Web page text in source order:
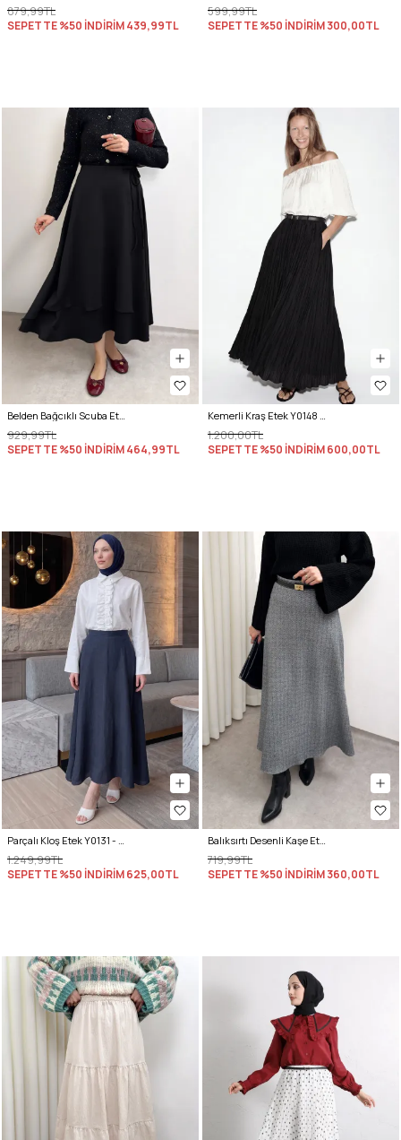
879,99TL
SEPETTE %50 İNDİRİM439,99TL
599,99TL
SEPETTE %50 İNDİRİM300,00TL
Belden Bağcıklı Scuba Etek 0056 - SİYAH
929,99TL
SEPETTE %50 İNDİRİM464,99TL
Kemerli Kraş Etek Y0148 - SİYAH
1.200,00TL
SEPETTE %50 İNDİRİM600,00TL
1.249,99TL
SEPETTE %50 İNDİRİM625,00TL
719,99TL
SEPETTE %50 İNDİRİM360,00TL